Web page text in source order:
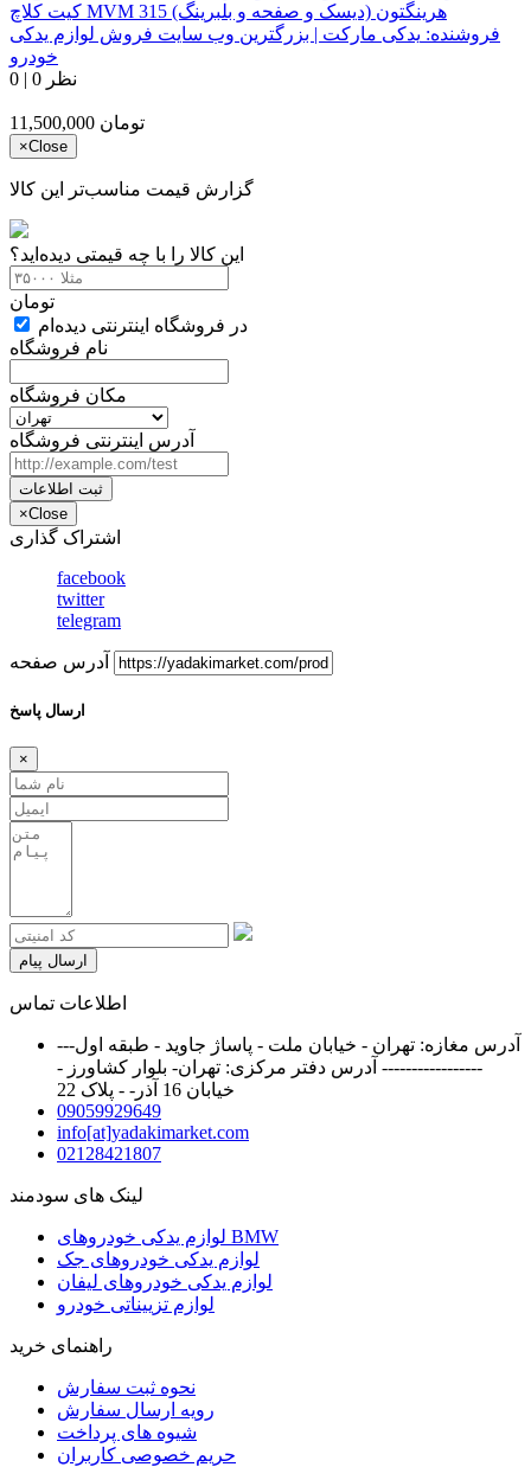
کیت کلاچ MVM 315 هرینگتون (دیسک و صفحه و بلبرینگ)
فروشنده: یدکی مارکت | بزرگترین وب سایت فروش لوازم یدکی
خودرو
0 | 0 نظر
11,500,000 تومان
×Close
گزارش قیمت مناسب‌تر این کالا
این کالا را با چه قیمتی دیده‌اید؟
تومان
در فروشگاه اینترنتی دیده‌ام
نام فروشگاه
مکان فروشگاه
آدرس اینترنتی فروشگاه
ثبت اطلاعات
×Close
اشتراک گذاری
facebook
twitter
telegram
آدرس صفحه
ارسال پاسخ
×
ارسال پیام
اطلاعات تماس
آدرس مغازه: تهران - خیابان ملت - پاساژ جاوید - طبقه اول---
----------------- آدرس دفتر مرکزی: تهران- بلوار کشاورز -
خیابان 16 آذر- - پلاک 22
09059929649
info[at]yadakimarket.com
02128421807
لینک های سودمند
لوازم یدکی خودروهای BMW
لوازم یدکی خودروهای جک
لوازم یدکی خودروهای لیفان
لوازم تزییناتی خودرو
راهنمای خرید
نحوه ثبت سفارش
رویه ارسال سفارش
شیوه های پرداخت
حریم خصوصی کاربران